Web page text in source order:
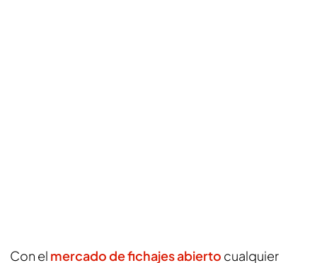
Con el mercado de fichajes abierto cualquier